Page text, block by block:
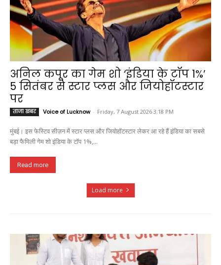
अनिल कपूर का गेम शो ‘इंडिया के टॉप 1%’
5 सितंबर से स्टार प्लस और जियोहॉटस्टार
पर
ताजा खबर Voice of Lucknow - Friday, 7 August 2026 3:18 PM
मुंबई। इस फेस्टिव सीज़न में स्टार प्लस और जियोहॉटस्टार लेकर आ रहे हैं इंडिया का सबसे
बड़ा फैमिली गेम शो इंडिया के टॉप 1%,...
Read more
Load more